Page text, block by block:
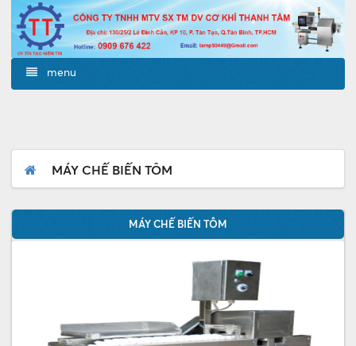
menu
MÁY CHẾ BIẾN TÔM
MÁY CHẾ BIẾN TÔM